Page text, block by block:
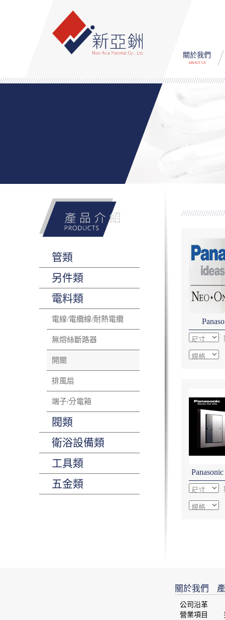
關於我們
ABOUT US
管類
另件類
電料類
電線/電纜線/耐熱電纜
無熔絲斷路器
開關
排風扇
端子/分電箱
閥類
衛浴設備類
工具類
五金類
關於我們
公司沿革
營業項目